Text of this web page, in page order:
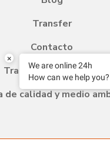
Transfer
Contacto
Trabaja con nosotros
de calidad y medio
×
We are online 24h
How can we help you?